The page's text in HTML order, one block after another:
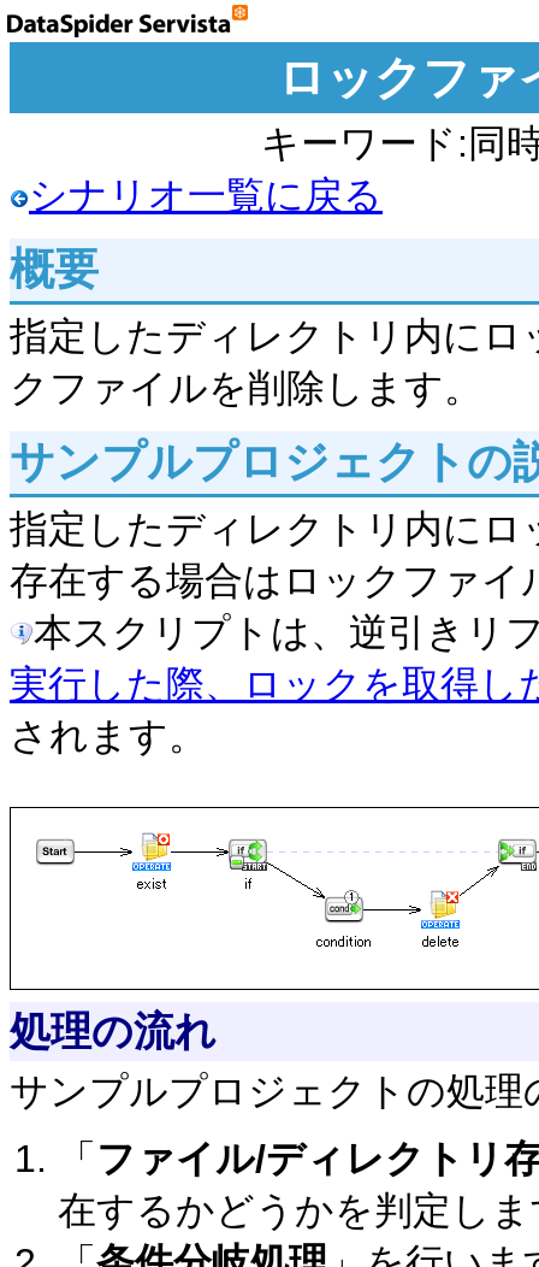
ロックファ
キーワード:同
シナリオ一覧に戻る
概要
指定したディレクトリ内に
クファイルを削除します。
サンプルプロジェクトの
指定したディレクトリ内に
存在する場合はロックファイ
本スクリプトは、逆引きリ
実行した際、ロックを取得し
されます。
処理の流れ
サンプルプロジェクトの処
「 ファイル/ディレクトリ
在するかどうかを判定し